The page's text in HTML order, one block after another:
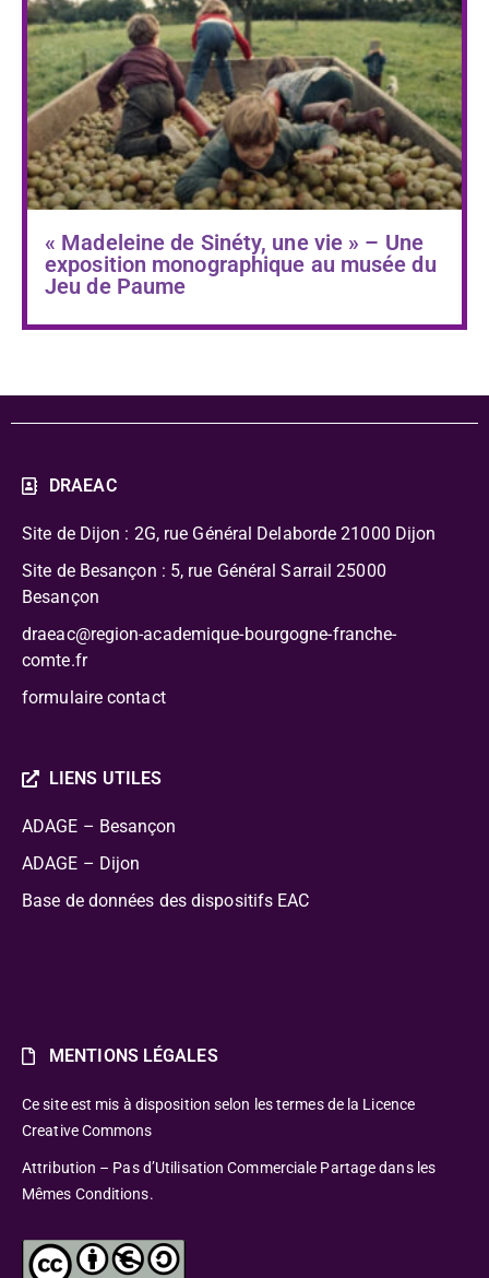
« Madeleine de Sinéty, une vie » – Une
exposition monographique au musée du
Jeu de Paume
DRAEAC
Site de Dijon : 2G, rue Général Delaborde 21000 Dijon
Site de Besançon : 5, rue Général Sarrail 25000
Besançon
draeac@region-academique-bourgogne-franche-
comte.fr
formulaire contact
LIENS UTILES
ADAGE – Besançon
ADAGE – Dijon
Base de données des dispositifs EAC
MENTIONS LÉGALES
Ce site est mis à disposition selon les termes de la Licence
Creative Commons
Attribution – Pas d’Utilisation Commerciale Partage dans les
Mêmes Conditions.